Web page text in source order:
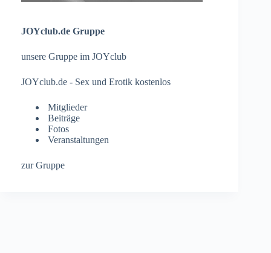
JOYclub.de Gruppe
unsere Gruppe im JOYclub
JOYclub.de - Sex und Erotik kostenlos
Mitglieder
Beiträge
Fotos
Veranstaltungen
zur Gruppe